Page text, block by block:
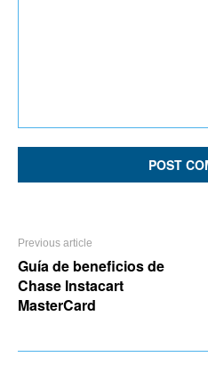
Previous article
Guía de beneficios de
Chase Instacart
MasterCard